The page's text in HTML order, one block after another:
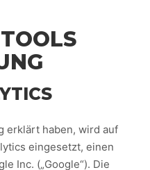
erklärt haben, wird auf
eingesetzt, einen
Inc. („Google“). Die